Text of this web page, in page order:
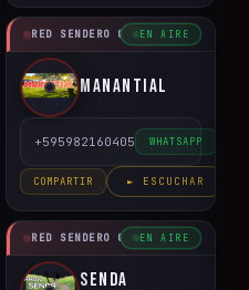
RED SENDERO CRISTIANO
EN AIRE
Manantial
+595982160405 WHATSAPP
COMPARTIR ► ESCUCHAR
RED SENDERO CRISTIANO
EN AIRE
Senda